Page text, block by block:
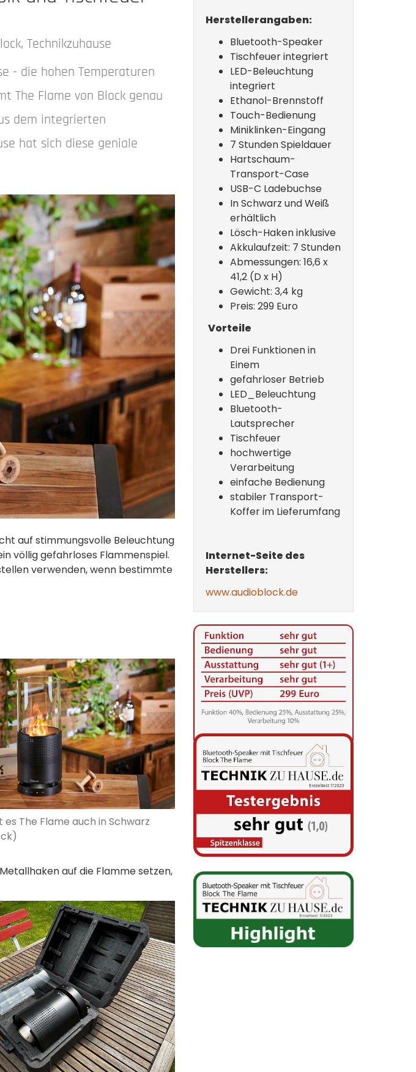
Technikzuhause
- die hohen Temperaturen
The Flame von Block genau
dem integrierten
hat sich diese geniale
auf stimmungsvolle Beleuchtung
völlig gefahrloses Flammenspiel.
verwenden, wenn bestimmte
The Flame auch in Schwarz
auf die Flamme setzen,
Herstellerangaben:
Bluetooth-Speaker
Tischfeuer integriert
LED-Beleuchtung
integriert
Ethanol-Brennstoff
Touch-Bedienung
Miniklinken-Eingang
7 Stunden Spieldauer
Hartschaum-
Transport-Case
USB-C Ladebuchse
In Schwarz und Weiß
erhältlich
Lösch-Haken inklusive
Akkulaufzeit: 7 Stunden
Abmessungen: 16,6 x
41,2 (D x H)
Gewicht: 3,4 kg
Preis: 299 Euro
Vorteile
Drei Funktionen in
Einem
gefahrloser Betrieb
LED_Beleuchtung
Bluetooth-
Lautsprecher
Tischfeuer
hochwertige
Verarbeitung
einfache Bedienung
stabiler Transport-
Koffer im Lieferumfang
Internet-Seite des
Herstellers:
www.audioblock.de